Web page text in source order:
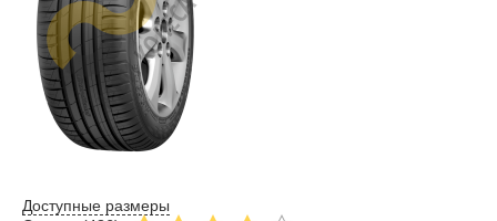
Доступные размеры